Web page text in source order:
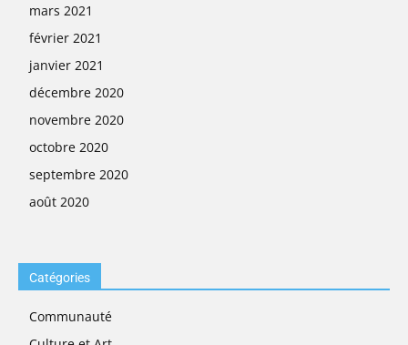
mars 2021
février 2021
janvier 2021
décembre 2020
novembre 2020
octobre 2020
septembre 2020
août 2020
Catégories
Communauté